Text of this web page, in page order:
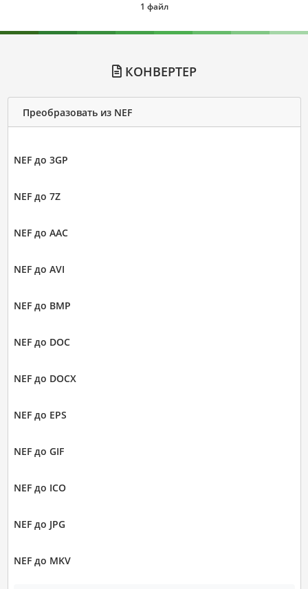
1 файл
КОНВЕРТЕР
Преобразовать из NEF
NEF до 3GP
NEF до 7Z
NEF до AAC
NEF до AVI
NEF до BMP
NEF до DOC
NEF до DOCX
NEF до EPS
NEF до GIF
NEF до ICO
NEF до JPG
NEF до MKV